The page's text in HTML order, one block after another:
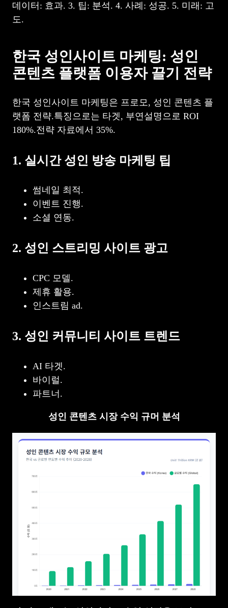
데이터: 효과. 3. 팁: 분석. 4. 사례: 성공. 5. 미래: 고
도.
한국 성인사이트 마케팅: 성인
콘텐츠 플랫폼 이용자 끌기 전략
한국 성인사이트 마케팅은 프로모, 성인 콘텐츠 플
랫폼 전략.특징으로는 타겟, 부연설명으로 ROI
180%.전략 자료에서 35%.
1. 실시간 성인 방송 마케팅 팁
썸네일 최적.
이벤트 진행.
소셜 연동.
2. 성인 스트리밍 사이트 광고
CPC 모델.
제휴 활용.
인스트림 ad.
3. 성인 커뮤니티 사이트 트렌드
AI 타겟.
바이럴.
파트너.
성인 콘텐츠 시장 수익 규머 분석